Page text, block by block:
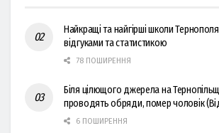
Найкращі та найгірші школи
відгуками та статистикою
78 ПОШИРЕННЯ
Біля цілющого джерела на
проводять обряди, помер чоловік
6 ПОШИРЕННЯ